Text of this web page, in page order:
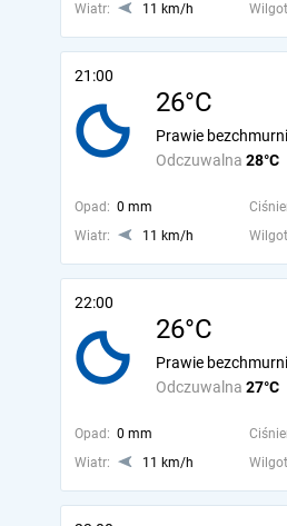
Wiatr:
11 km/h
21:00
26°C
Odczuwalna 28°C
Prawie
Opad: 0 mm
Wiatr:
11 km/h
22:00
26°C
Odczuwalna 27°C
Prawie
Opad: 0 mm
Wiatr:
11 km/h